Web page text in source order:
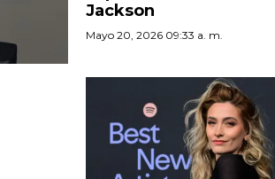
Jackson
Mayo 20, 2026 09:33 a. m.